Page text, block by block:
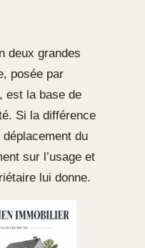
deux grandes
posée par
est la base de
Si la différence
du
sur l’usage et
lui donne.